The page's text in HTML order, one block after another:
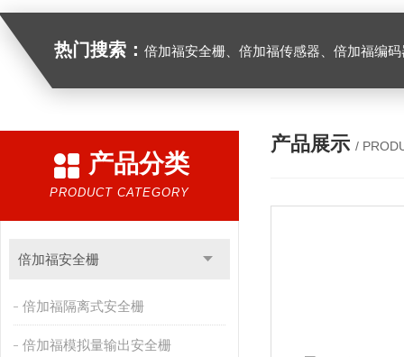
热门搜索： 倍加福安全栅、倍加福传感器、倍加福编码器、倍加福超声波传感器、松下伺服驱动器、松下伺
产品分类
PRODUCT CATEGORY
倍加福安全栅
倍加福隔离式安全栅
倍加福模拟量输出安全栅
产品展示 /